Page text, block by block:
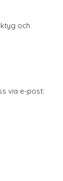
och
via e-post: